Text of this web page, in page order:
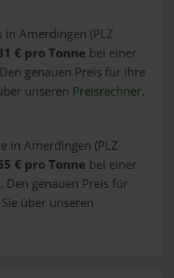
Amerdingen (PLZ
€ pro Tonne bei einer
genauen Preis für Ihre
unseren Preisrechner.
in Amerdingen (PLZ
€ pro Tonne bei einer
Den genauen Preis für
über unseren